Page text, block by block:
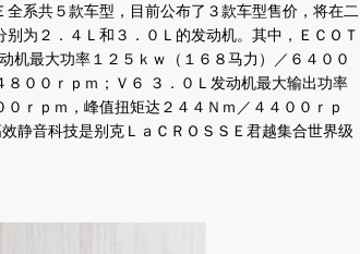
系共５款车型，目前公布了３款车型售价，将在二
为２．４Ｌ和３．０Ｌ的发动机。其中，ＥＣＯＴ
机最大功率１２５ｋｗ（１６８马力）／６４００
８００ｒｐｍ；Ｖ６ ３．０Ｌ发动机最大输出功率
ｒｐｍ，峰值扭矩达２４４Ｎｍ／４４００ｒｐ
静音科技是别克ＬａＣＲＯＳＳＥ君越集合世界级